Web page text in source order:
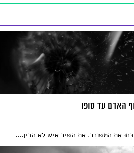
האדם עד סופו
אֶת הַמְּשׁוֹרֵר. אֶת הַשִּׁיר אִישׁ לֹא הֵבִין....